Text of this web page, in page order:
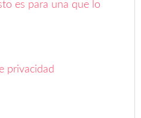
es para una que lo
privacidad